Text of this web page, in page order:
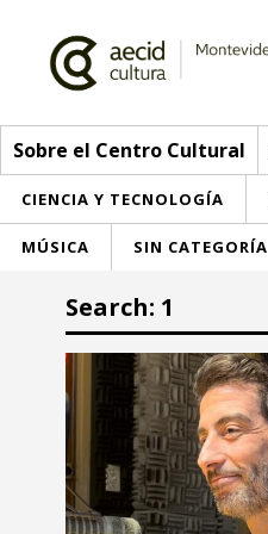
Sobre el Centro Cultural
CIENCIA Y TECNOLOGÍA
MÚSICA SIN CATEGORÍA
Sobre el Centro Cultural
Red AECID
Equipo
Instalaciones
Visítanos
> Go to Actividades
Inscriptions
Participa
Envíanos tu propuesta
Buzón de sugerencias
Convocatorias
Search: 1